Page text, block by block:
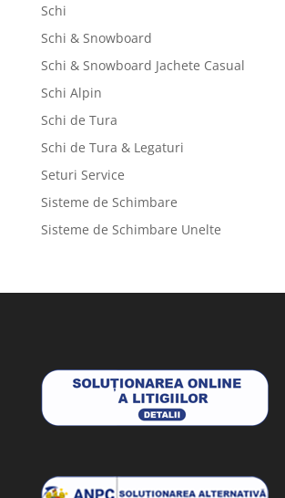
Schi
Schi & Snowboard
Schi & Snowboard Jachete Casual
Schi Alpin
Schi de Tura
Schi de Tura & Legaturi
Seturi Service
Sisteme de Schimbare
Sisteme de Schimbare Unelte